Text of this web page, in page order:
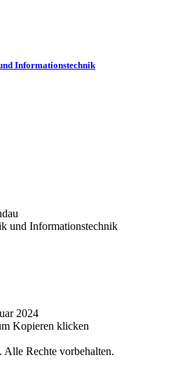
Informationstechnik
und Informationstechnik
2024
Kopieren klicken
Rechte vorbehalten.